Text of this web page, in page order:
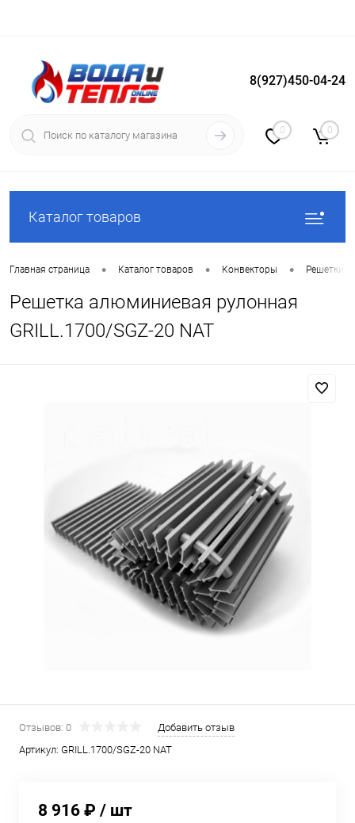
Вход Регистрация
8(927)450-04-24
0 0
Каталог товаров
Главная страница • Каталог товаров • Конвекторы • Решетки
Решетка алюминиевая рулонная
GRILL.1700/SGZ-20 NAT
Отзывов: 0
Добавить отзыв
Артикул: GRILL.1700/SGZ-20 NAT
8 916 ₽ / шт